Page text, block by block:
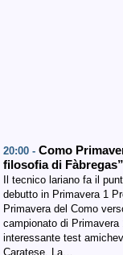
20:00 - Como
filosofia di Fàbregas”
Il tecnico lariano fa il
debutto in Primavera 1
Primavera del Como
campionato di
interessante test
Caratese. La…